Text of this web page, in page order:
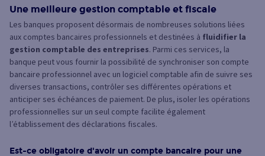
Une meilleure gestion comptable et fiscale
Les banques proposent désormais de nombreuses solutions liées
aux comptes bancaires professionnels et destinées à fluidifier la
gestion comptable des entreprises. Parmi ces services, la
banque peut vous fournir la possibilité de synchroniser son compte
bancaire professionnel avec un logiciel comptable afin de suivre ses
diverses transactions, contrôler ses différentes opérations et
anticiper ses échéances de paiement. De plus, isoler les opérations
professionnelles sur un seul compte facilite également
l’établissement des déclarations fiscales.
Est-ce obligatoire d'avoir un compte bancaire pour une